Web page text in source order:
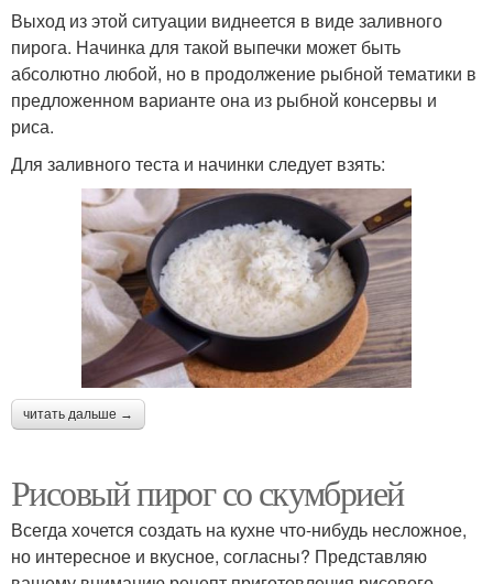
Выход из этой ситуации виднеется в виде заливного
пирога. Начинка для такой выпечки может быть
абсолютно любой, но в продолжение рыбной тематики в
предложенном варианте она из рыбной консервы и
риса.
Для заливного теста и начинки следует взять:
читать дальше →
Рисовый пирог со скумбрией
Всегда хочется создать на кухне что-нибудь несложное,
но интересное и вкусное, согласны? Представляю